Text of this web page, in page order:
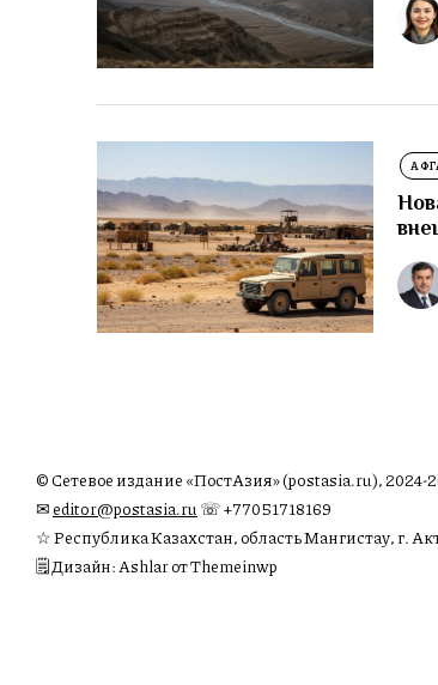
© Сетевое издание «ПостАзия» (postasia.ru), 2024-
✉︎editor@postasia.ru ☏ +77051718169
☆ Республика Казахстан, область Мангистау, г.
🗒 Дизайн: Ashlar от Themeinwp